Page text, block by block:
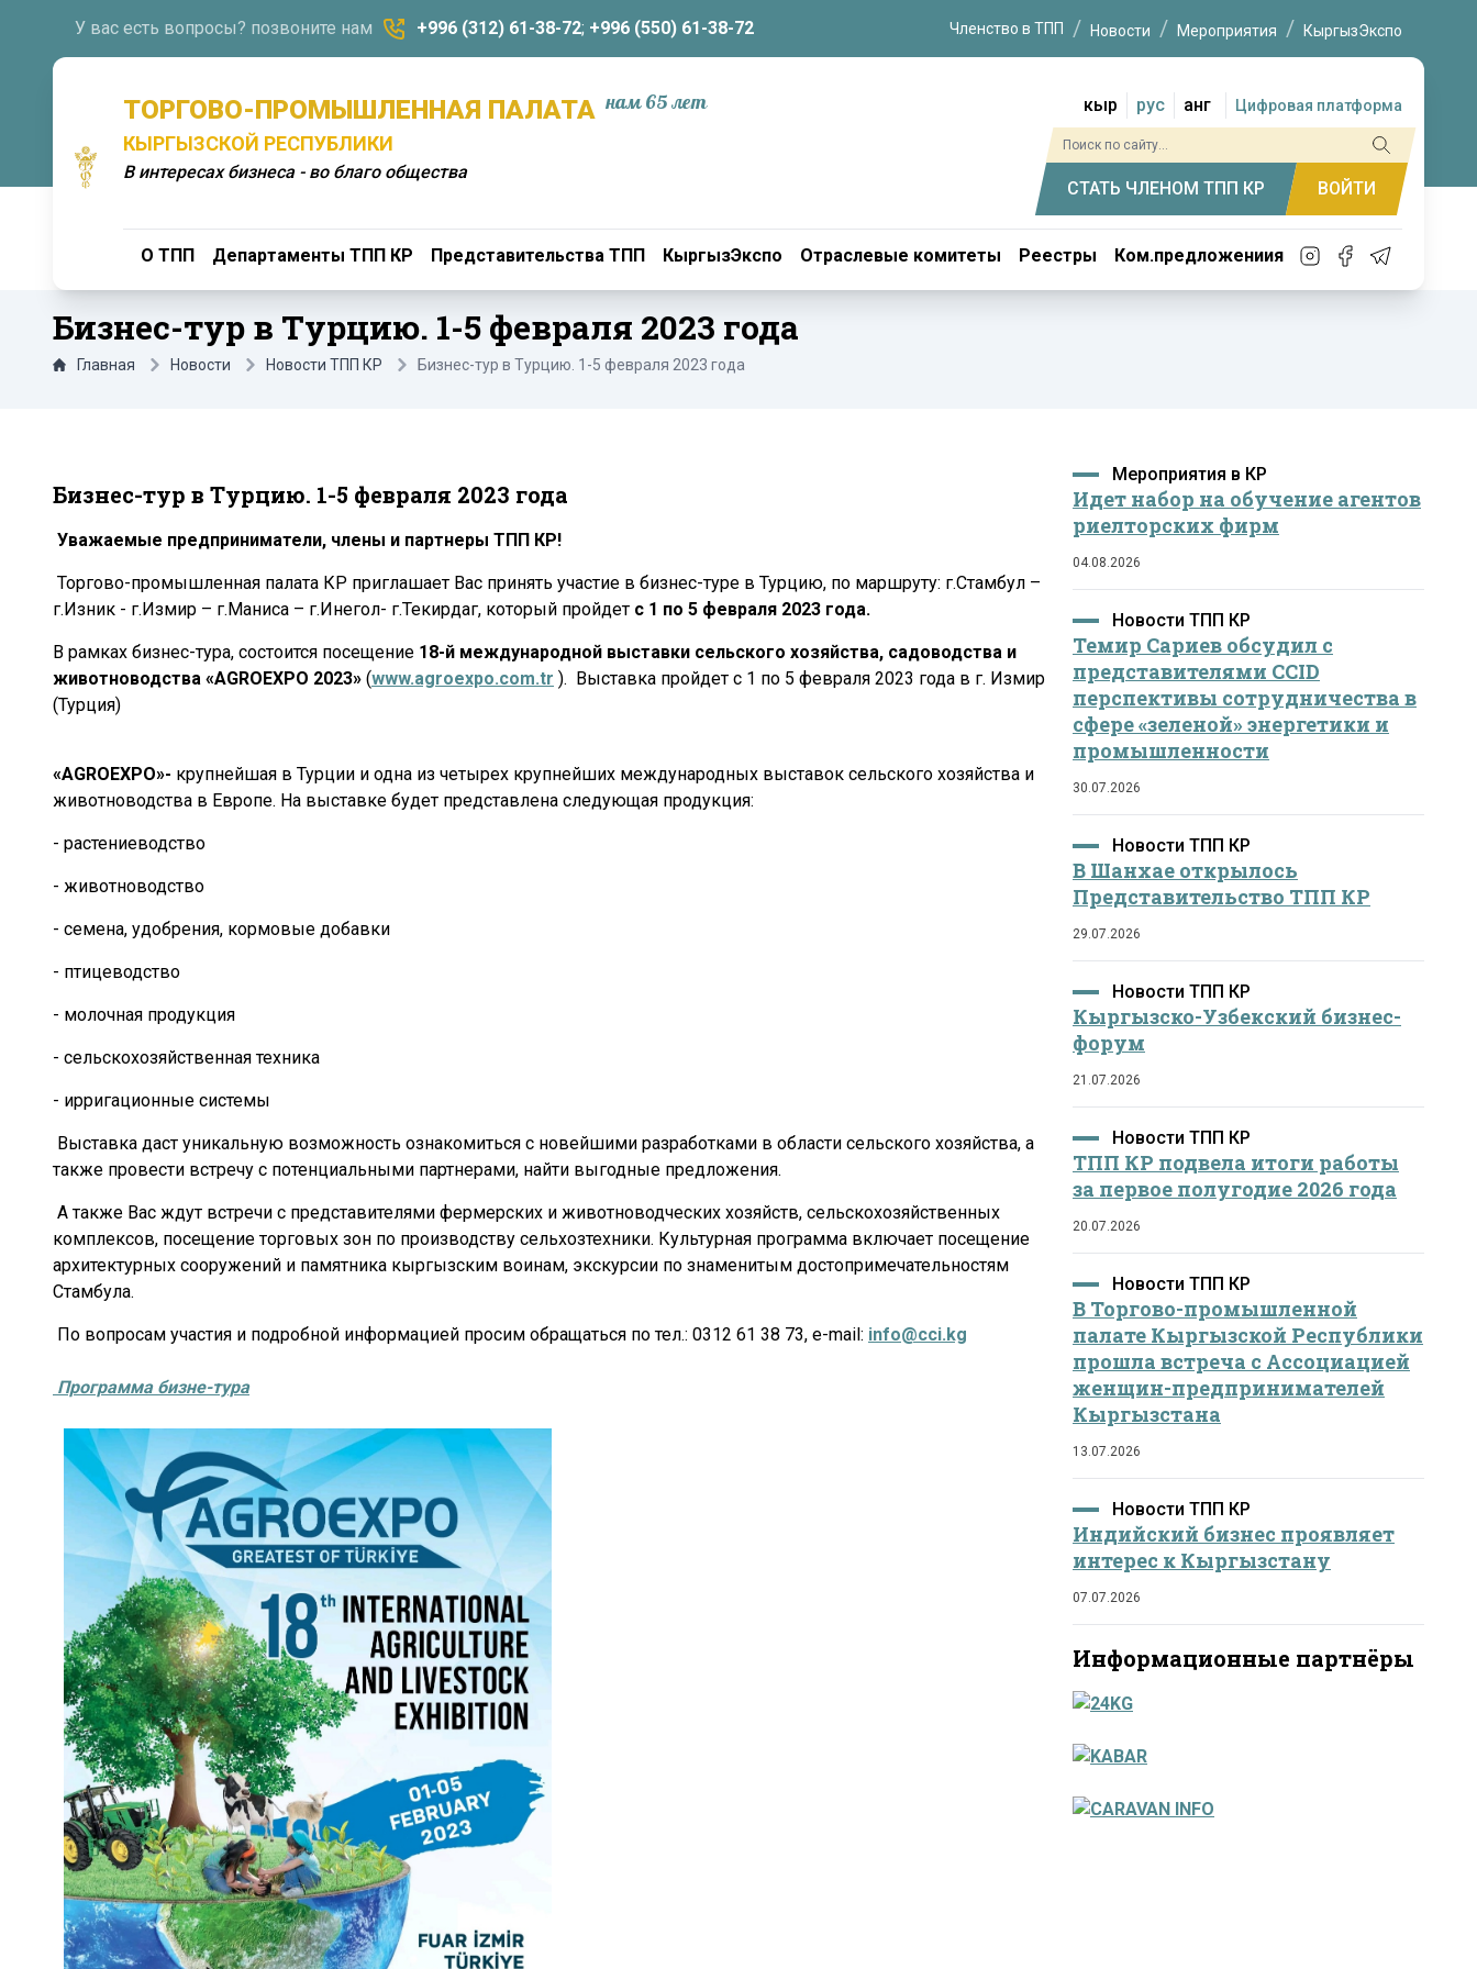
У вас есть вопросы? позвоните нам +996 (312) 61-38-72; +996 (550) 61-38-72 Членство в ТПП Новости Мероприятия КыргызЭкспо
ТОРГОВО-ПРОМЫШЛЕННАЯ ПАЛАТА нам 65 лет
КЫРГЫЗСКОЙ РЕСПУБЛИКИ
В интересах бизнеса - во благо общества
кыр рус анг Цифровая платформа
СТАТЬ ЧЛЕНОМ ТПП КР ВОЙТИ
О ТПП Департаменты ТПП КР Представительства ТПП КыргызЭкспо Отраслевые комитеты Реестры Ком.предложениия
Бизнес-тур в Турцию. 1-5 февраля 2023 года
Главная Новости Новости ТПП КР Бизнес-тур в Турцию. 1-5 февраля 2023 года
Бизнес-тур в Турцию. 1-5 февраля 2023 года
Уважаемые предприниматели, члены и партнеры ТПП КР!
Торгово-промышленная палата КР приглашает Вас принять участие в бизнес-туре в Турцию, по маршруту: г.Стамбул –
г.Изник - г.Измир – г.Маниса – г.Инегол- г.Текирдаг, который пройдет с 1 по 5 февраля 2023 года.
В рамках бизнес-тура, состоится посещение 18-й международной выставки сельского хозяйства, садоводства и
животноводства «AGROEXPO 2023» (www.agroexpo.com.tr ). Выставка пройдет с 1 по 5 февраля 2023 года в г. Измир
(Турция)
«AGROEXPO»- крупнейшая в Турции и одна из четырех крупнейших международных выставок сельского хозяйства и
животноводства в Европе. На выставке будет представлена следующая продукция:
- растениеводство
- животноводство
- семена, удобрения, кормовые добавки
- птицеводство
- молочная продукция
- сельскохозяйственная техника
- ирригационные системы
Выставка даст уникальную возможность ознакомиться с новейшими разработками в области сельского хозяйства, а
также провести встречу с потенциальными партнерами, найти выгодные предложения.
А также Вас ждут встречи с представителями фермерских и животноводческих хозяйств, сельскохозяйственных
комплексов, посещение торговых зон по производству сельхозтехники. Культурная программа включает посещение
архитектурных сооружений и памятника кыргызским воинам, экскурсии по знаменитым достопримечательностям
Стамбула.
По вопросам участия и подробной информацией просим обращаться по тел.: 0312 61 38 73, e-mail: info@cci.kg
Программа бизне-тура
Мероприятия в КР
Идет набор на обучение агентов
риелторских фирм
04.08.2026
Новости ТПП КР
Темир Сариев обсудил с
представителями CCID
перспективы сотрудничества в
сфере «зеленой» энергетики и
промышленности
30.07.2026
Новости ТПП КР
В Шанхае открылось
Представительство ТПП КР
29.07.2026
Новости ТПП КР
Кыргызско-Узбекский бизнес-
форум
21.07.2026
Новости ТПП КР
ТПП КР подвела итоги работы
за первое полугодие 2026 года
20.07.2026
Новости ТПП КР
В Торгово-промышленной
палате Кыргызской Республики
прошла встреча с Ассоциацией
женщин-предпринимателей
Кыргызстана
13.07.2026
Новости ТПП КР
Индийский бизнес проявляет
интерес к Кыргызстану
07.07.2026
Информационные партнёры